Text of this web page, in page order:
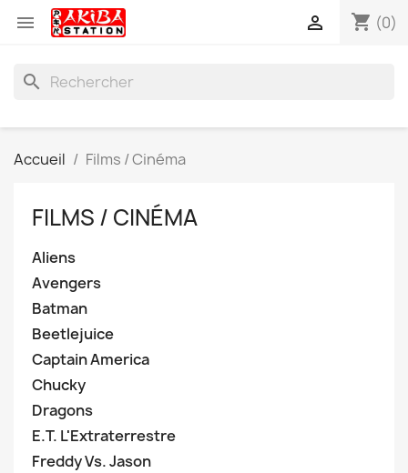
 shopping_cart (0)

search
Accueil Films / Cinéma
FILMS / CINÉMA
Aliens
Avengers
Batman
Beetlejuice
Captain America
Chucky
Dragons
E.T. L'Extraterrestre
Freddy Vs. Jason